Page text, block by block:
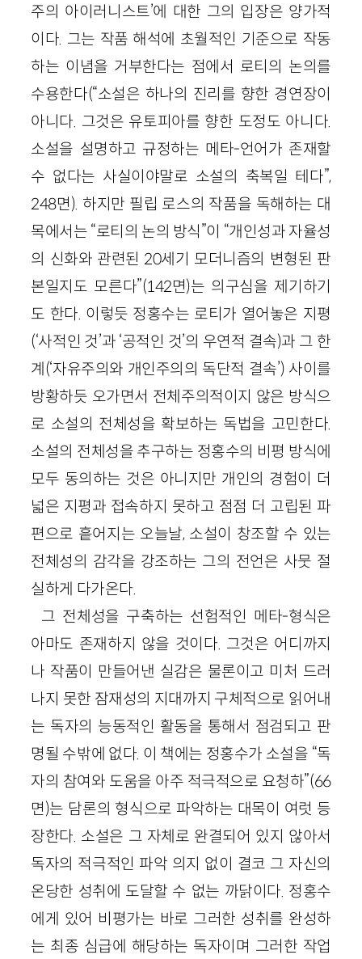
주의 아이러니스트’에 대한 그의 입장은 양가적
이다. 그는 작품 해석에 초월적인 기준으로 작동
하는 이념을 거부한다는 점에서 로티의 논의를
수용한다(“소설은 하나의 진리를 향한 경연장이
아니다. 그것은 유토피아를 향한 도정도 아니다.
소설을 설명하고 규정하는 메타-언어가 존재할
수 없다는 사실이야말로 소설의 축복일 테다”,
248면). 하지만 필립 로스의 작품을 독해하는 대
목에서는 “로티의 논의 방식”이 “개인성과 자율성
의 신화와 관련된 20세기 모더니즘의 변형된 판
본일지도 모른다”(142면)는 의구심을 제기하기
도 한다. 이렇듯 정홍수는 로티가 열어놓은 지평
(‘사적인 것’과 ‘공적인 것’의 우연적 결속)과 그 한
계(‘자유주의와 개인주의의 독단적 결속’) 사이를
방황하듯 오가면서 전체주의적이지 않은 방식으
로 소설의 전체성을 확보하는 독법을 고민한다.
소설의 전체성을 추구하는 정홍수의 비평 방식에
모두 동의하는 것은 아니지만 개인의 경험이 더
넓은 지평과 접속하지 못하고 점점 더 고립된 파
편으로 흩어지는 오늘날, 소설이 창조할 수 있는
전체성의 감각을 강조하는 그의 전언은 사뭇 절
실하게 다가온다.
그 전체성을 구축하는 선험적인 메타-형식은
아마도 존재하지 않을 것이다. 그것은 어디까지
나 작품이 만들어낸 실감은 물론이고 미처 드러
나지 못한 잠재성의 지대까지 구체적으로 읽어내
는 독자의 능동적인 활동을 통해서 점검되고 판
명될 수밖에 없다. 이 책에는 정홍수가 소설을 “독
자의 참여와 도움을 아주 적극적으로 요청하”(66
면)는 담론의 형식으로 파악하는 대목이 여럿 등
장한다. 소설은 그 자체로 완결되어 있지 않아서
독자의 적극적인 파악 의지 없이 결코 그 자신의
온당한 성취에 도달할 수 없는 까닭이다. 정홍수
에게 있어 비평가는 바로 그러한 성취를 완성하
는 최종 심급에 해당하는 독자이며 그러한 작업